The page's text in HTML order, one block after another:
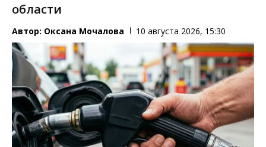
области
Автор: Оксана Мочалова 10 августа 2026, 15:30